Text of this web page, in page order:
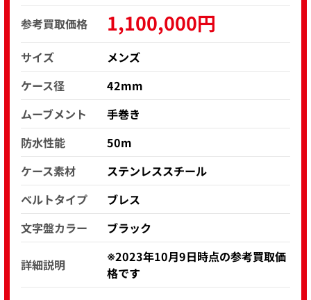
参考買取価格
1,100,000円
サイズ
メンズ
ケース径
42mm
ムーブメント
手巻き
防水性能
50m
ケース素材
ステンレススチール
ベルトタイプ
ブレス
文字盤カラー
ブラック
詳細説明
※2023年10月9日時点の参考買取価
格です